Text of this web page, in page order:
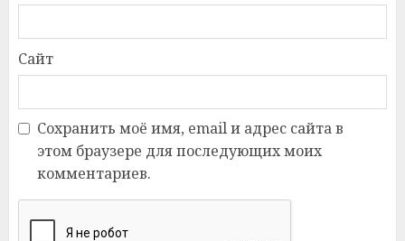
Сайт
Сохранить моё имя, email и адрес сайта в
этом браузере для последующих моих
комментариев.